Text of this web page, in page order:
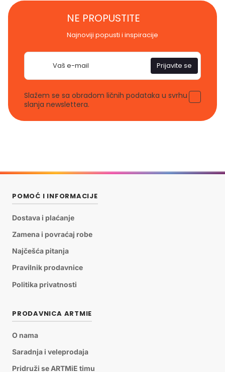
NE PROPUSTITE
Najnoviji popusti i inspiracije
Prijavite se
Slažem se sa obradom ličnih podataka u svrhu
slanja newslettera.
POMOĆ I INFORMACIJE
Dostava i plaćanje
Zamena i povraćaj robe
Najčešća pitanja
Pravilnik prodavnice
Politika privatnosti
PRODAVNICA ARTMIE
O nama
Saradnja i veleprodaja
Pridruži se ARTMiE timu